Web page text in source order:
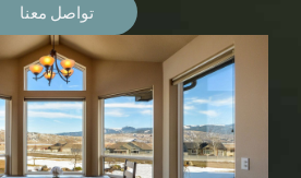
تواصل معنا